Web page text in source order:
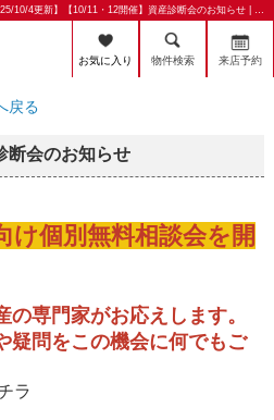
【10/11・12開催】資産診断会のお知らせ【2025/10/4更新】【10/11・12開催】資産診断会のお知らせ | 蒲郡市・幸田町の賃貸・賃貸管理のことならミニミニFC蒲郡店 丸七住宅株式会社
お気に入り 物件検索 来店予約
戻る
断会のお知らせ
け個別無料相談会を開
専門家がお応えします。
疑問をこの機会に何でもご
ラ